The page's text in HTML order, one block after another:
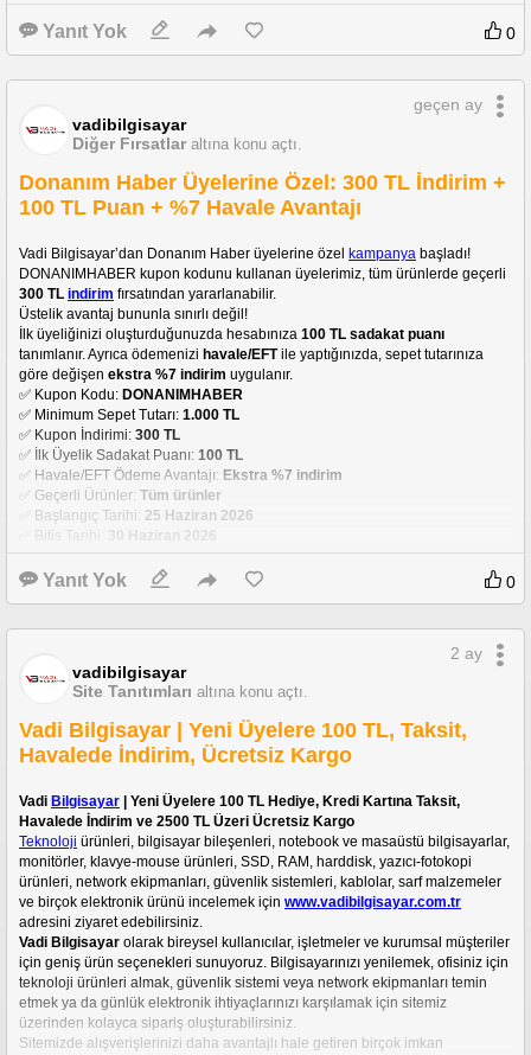
Yanıt Yok 0
vadibilgisayar
Diğer Fırsatlar altına konu açtı.
geçen ay
Donanım Haber Üyelerine Özel: 300 TL İndirim +
100 TL Puan + %7 Havale Avantajı
Vadi Bilgisayar’dan Donanım Haber üyelerine özel kampanya başladı!
300 TL indirim fırsatından yararlanabilir.
Üstelik avantaj bununla sınırlı değil!
İlk üyeliğinizi oluşturduğunuzda hesabınıza 100 TL sadakat puanı
tanımlanır. Ayrıca ödemenizi havale/EFT ile yaptığınızda, sepet tutarınıza
göre değişen ekstra %7 indirim uygulanır.
✅ Kupon Kodu: DONANIMHABER
✅ Minimum Sepet Tutarı: 1.000 TL
✅ Kupon İndirimi: 300 TL
✅ İlk Üyelik Sadakat Puanı: 100 TL
✅ Havale/EFT Ödeme Avantajı: Ekstra %7 indirim
✅ Geçerli Ürünler: Tüm ürünler
✅ Başlangıç Tarihi: 25 Haziran 2026
✅ Bitiş Tarihi: 30 Haziran 2026
Kampanyadan yararlanmak için sepetinizde kupon kodu alanına
DONANIMHABER
yazmanız yeterlidir.
Yanıt Yok 0
vadibilgisayar
Site Tanıtımları altına konu açtı.
2 ay
Vadi Bilgisayar | Yeni Üyelere 100 TL, Taksit,
Havalede İndirim, Ücretsiz Kargo
Vadi Bilgisayar | Yeni Üyelere 100 TL Hediye, Kredi Kartına Taksit,
Havalede İndirim ve 2500 TL Üzeri Ücretsiz Kargo
Teknoloji ürünleri, bilgisayar bileşenleri, notebook ve masaüstü bilgisayarlar,
monitörler, klavye-mouse ürünleri, SSD, RAM, harddisk, yazıcı-fotokopi
ürünleri, network ekipmanları, güvenlik sistemleri, kablolar, sarf malzemeler
ve birçok elektronik ürünü incelemek için www.vadibilgisayar.com.tr
adresini ziyaret edebilirsiniz.
Vadi Bilgisayar olarak bireysel kullanıcılar, işletmeler ve kurumsal müşteriler
için geniş ürün seçenekleri sunuyoruz. Bilgisayarınızı yenilemek, ofisiniz için
teknoloji ürünleri almak, güvenlik sistemi veya network ekipmanları temin
etmek ya da günlük elektronik ihtiyaçlarınızı karşılamak için sitemiz
üzerinden kolayca sipariş oluşturabilirsiniz.
Sitemizde alışverişlerinizi daha avantajlı hale getiren birçok imkan